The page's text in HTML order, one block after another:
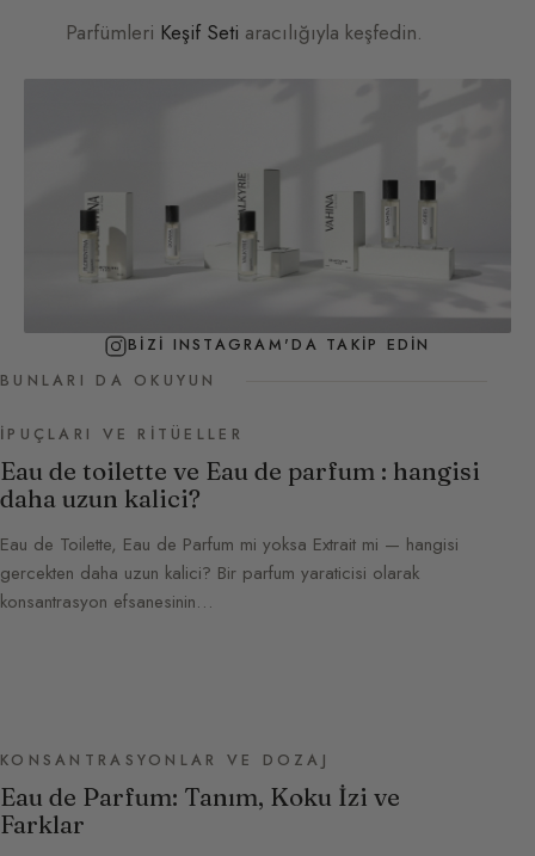
Parfümleri Keşif Seti aracılığıyla keşfedin.
BIZI INSTAGRAM'DA TAKIP EDIN
BUNLARI DA OKUYUN
İPUÇLARI VE RITÜELLER
Eau de toilette ve Eau de parfum : hangisi
daha uzun kalici?
Eau de Toilette, Eau de Parfum mi yoksa Extrait mi — hangisi
gercekten daha uzun kalici? Bir parfum yaraticisi olarak
konsantrasyon efsanesinin…
KONSANTRASYONLAR VE DOZAJ
Eau de Parfum: Tanım, Koku İzi ve
Farklar